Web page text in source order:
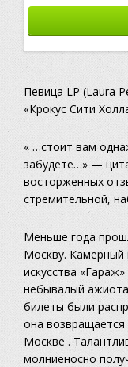
Певица LP (Laura
«Крокус Сити
« …стоит вам
забудете…» —
восторженных
стремительной,
Меньше года
Москву. Камерный
искусства
небывалый
билеты были
она
Москве .
молниеносно